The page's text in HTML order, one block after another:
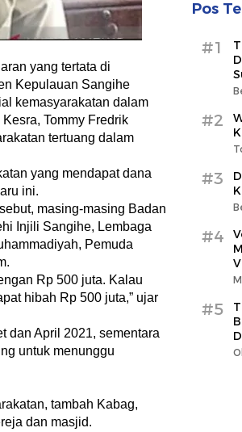
yang tertata di
Kepulauan Sangihe
kemasyarakatan dalam
Tommy Fredrik
tertuang dalam
yang mendapat dana
ini.
masing-masing Badan
Injili Sangihe, Lembaga
Pemuda
Rp 500 juta. Kalau
hibah Rp 500 juta,” ujar
dan April 2021, sementara
untuk menunggu
tambah Kabag,
dan masjid.
Pos
#1
#2
#3
#4
#5